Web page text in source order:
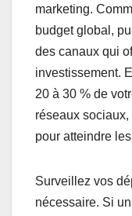
marketing.
budget global,
des canaux qui
investissement.
20 à 30 % de
réseaux
pour atteindre
Surveillez vos
nécessaire. Si